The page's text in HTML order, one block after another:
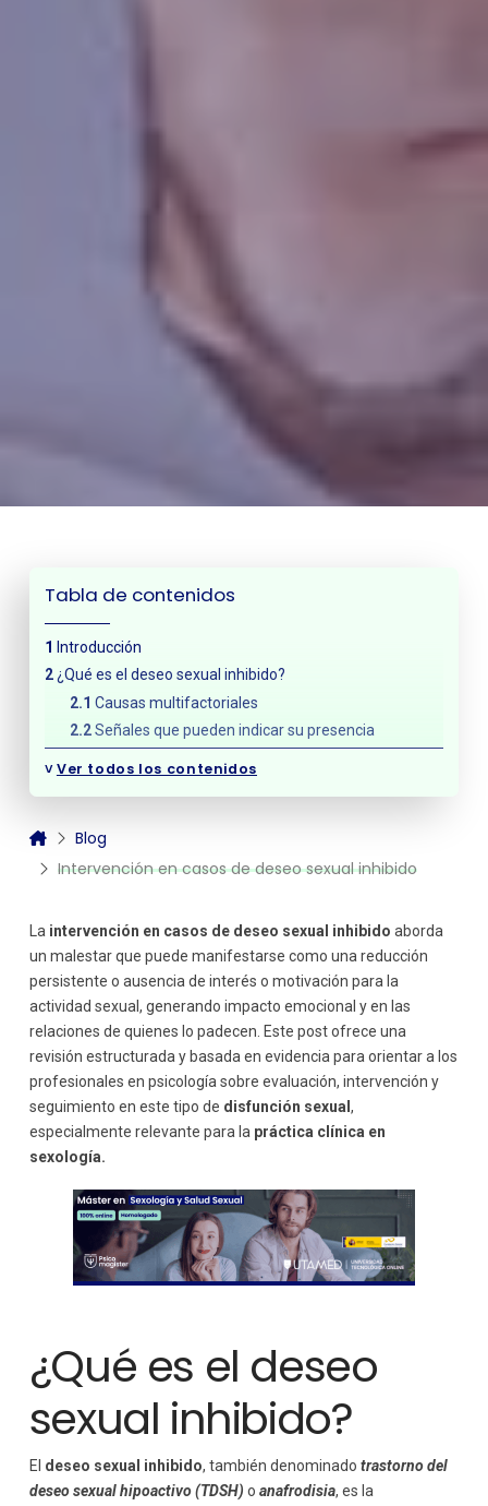
Tabla de contenidos
Introducción
¿Qué es el deseo sexual inhibido?
Causas multifactoriales
Señales que pueden indicar su presencia
estandarizadas
Evaluación médica y hormonal
Estrategias de intervención
Eliminación de barreras emocionales
Autoconocimiento corporal
Educación y desmontaje de mitos
Trabajo con fantasías
Terapia de pareja
Técnicas conductuales y cognitivas
˅Ver todos los contenidos
Blog
Intervención en casos de deseo sexual inhibido
La intervención en casos de deseo sexual inhibido aborda
un malestar que puede manifestarse como una reducción
persistente o ausencia de interés o motivación para la
actividad sexual, generando impacto emocional y en las
relaciones de quienes lo padecen. Este post ofrece una
revisión estructurada y basada en evidencia para orientar a los
profesionales en psicología sobre evaluación, intervención y
seguimiento en este tipo de disfunción sexual ,
especialmente relevante para la práctica clínica en
sexología.
¿Qué es el deseo
sexual inhibido?
El deseo sexual inhibido, también denominado trastorno del
deseo sexual hipoactivo (TDSH) o anafrodisia, es la